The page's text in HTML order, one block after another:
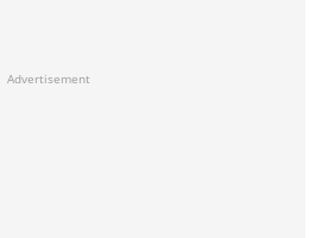
Advertisement